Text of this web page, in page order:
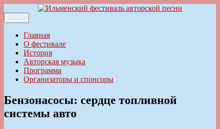
к
содержимому
Ильменский фестиваль авторской песни
Меню
Главная
О фестивале
История
Авторская музыка
Программа
Организаторы и спонсоры
Бензонасосы: сердце топливной
системы авто